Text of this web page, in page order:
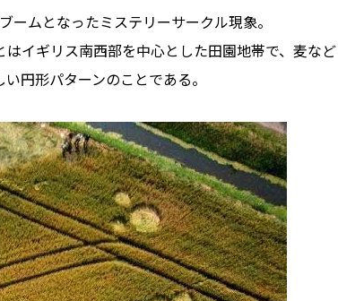
ムとなったミステリーサークル現象。
イギリス南西部を中心とした田園地帯で、麦など
円形パターンのことである。